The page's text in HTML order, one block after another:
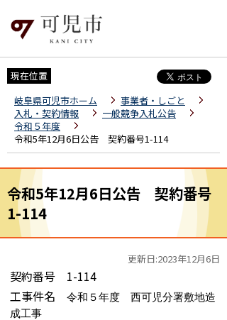
現在位置
岐阜県可児市ホーム
事業者・しごと
入札・契約情報
一般競争入札公告
令和５年度
令和5年12月6日公告 契約番号1-114
令和5年12月6日公告 契約番号
1-114
更新日:2023年12月6日
契約番号 1-114
工事件名
令和５年度 西可児分署敷地造
成工事